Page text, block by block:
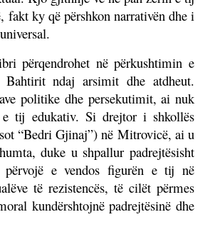
ky që përshkon narrativën dhe i
përqendrohet në përkushtimin e
Bahtirit ndaj arsimit dhe atdheut.
politike dhe persekutimit, ai nuk
tij edukativ. Si drejtor i shkollës
“Bedri Gjinaj”) në Mitrovicë, ai u
duke u shpallur padrejtësisht
e vendos figurën e tij në
të rezistencës, të cilët përmes
kundërshtojnë padrejtësinë dhe